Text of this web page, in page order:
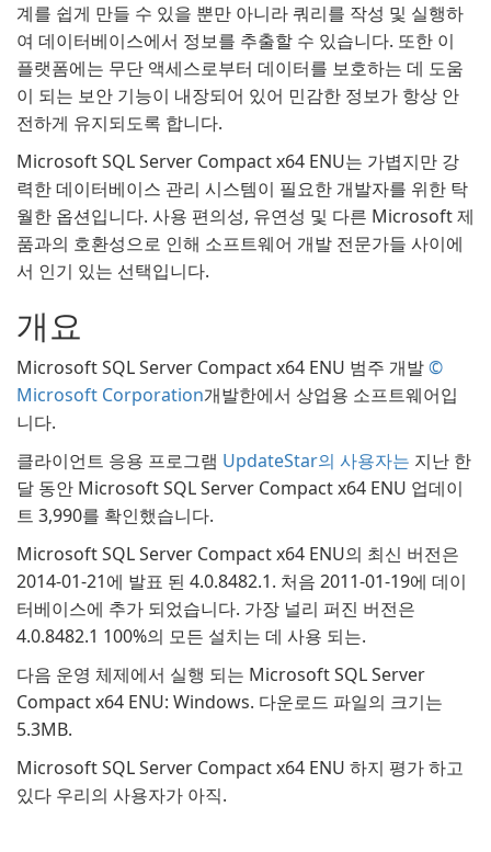
계를 쉽게 만들 수 있을 뿐만 아니라 쿼리를 작성 및 실행하
여 데이터베이스에서 정보를 추출할 수 있습니다. 또한 이
플랫폼에는 무단 액세스로부터 데이터를 보호하는 데 도움
이 되는 보안 기능이 내장되어 있어 민감한 정보가 항상 안
전하게 유지되도록 합니다.
Microsoft SQL Server Compact x64 ENU는 가볍지만 강
력한 데이터베이스 관리 시스템이 필요한 개발자를 위한 탁
월한 옵션입니다. 사용 편의성, 유연성 및 다른 Microsoft 제
품과의 호환성으로 인해 소프트웨어 개발 전문가들 사이에
서 인기 있는 선택입니다.
개요
Microsoft SQL Server Compact x64 ENU 범주 개발©
Microsoft Corporation개발한에서 상업용 소프트웨어입
니다.
클라이언트 응용 프로그램 UpdateStar의 사용자는 지난 한
달 동안 Microsoft SQL Server Compact x64 ENU 업데이
트 3,990를 확인했습니다.
Microsoft SQL Server Compact x64 ENU의 최신 버전은
2014-01-21에 발표 된 4.0.8482.1. 처음 2011-01-19에 데이
터베이스에 추가 되었습니다. 가장 널리 퍼진 버전은
4.0.8482.1 100%의 모든 설치는 데 사용 되는.
다음 운영 체제에서 실행 되는 Microsoft SQL Server
Compact x64 ENU: Windows. 다운로드 파일의 크기는
5.3MB.
Microsoft SQL Server Compact x64 ENU 하지 평가 하고
있다 우리의 사용자가 아직.